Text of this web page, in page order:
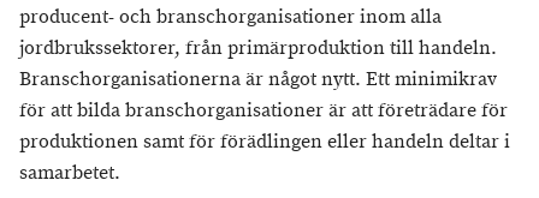
producent- och branschorganisationer inom alla
jordbrukssektorer, från primärproduktion till handeln.
Branschorganisationerna är något nytt. Ett minimikrav
för att bilda branschorganisationer är att företrädare för
produktionen samt för förädlingen eller handeln deltar i
samarbetet.